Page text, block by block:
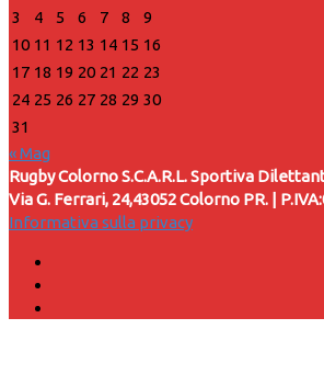
3
4 5 6 7 8
9
10 11 12 13 14 15 16
17 18 19 20 21 22 23
24 25 26 27 28 29 30
31
« Mag
Rugby Colorno S.C.A.R.L. Sportiva
Via G. Ferrari, 24,43052 Colorno PR. |
Informativa sulla privacy